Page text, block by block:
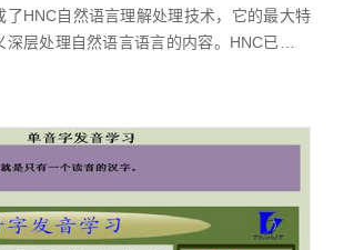
了HNC自然语言理解处理技术，它的最大特
深层处理自然语言语言的内容。HNC已经形
类分析技术，达到国际领先水平。智能网络